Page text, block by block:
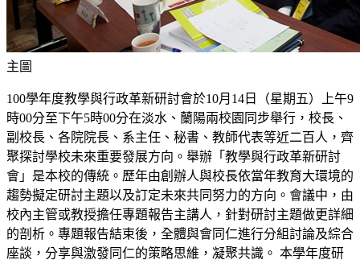
主圖
100學年度教學與行政革新研討會於10月14日（星期五）上午9
時00分至下午5時00分在淡水、蘭陽兩校園同步舉行，校長、
副校長、各院院長、系主任、秘書、教師代表等近二百人，齊
聚探討學校未來重要發展方向。舉辦「教學與行政革新研討
會」是本校的傳統。歷年由創辦人與校長依當年教育大環境的
趨勢擬定研討主題以及訂定未來共同努力的方向。會議中，由
校內主管或教授擔任專題報告主講人，針對研討主題做更詳細
的剖析。專題報告結束後，全體與會同仁進行分組討論及綜合
座談，分享與激發同仁的策略思維，凝聚共識。 本學年度研